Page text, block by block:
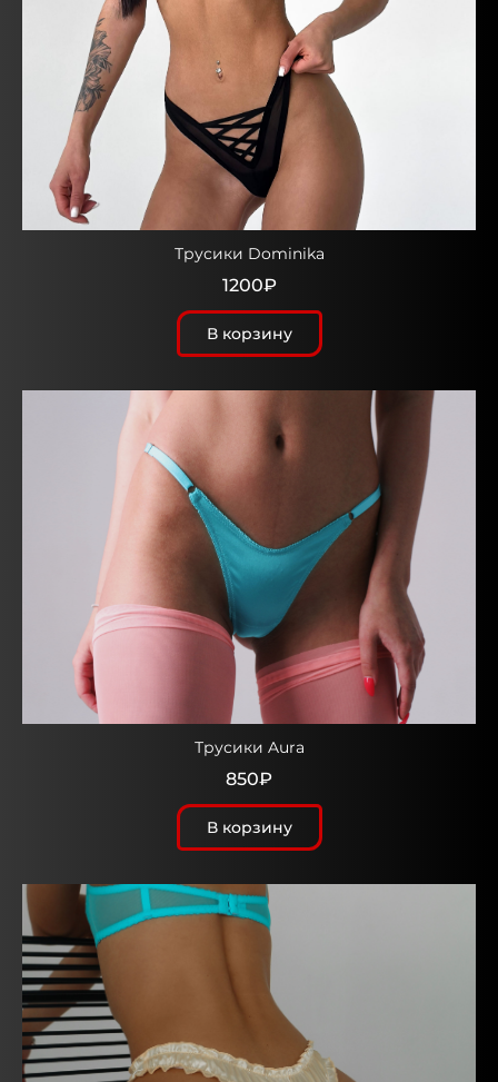
Трусики Dominika
1200₽
В корзину
Трусики Aura
850₽
В корзину